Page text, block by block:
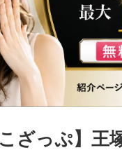
ざっぷ】王